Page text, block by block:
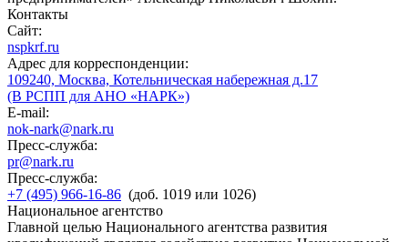
Контакты
Сайт:
nspkrf.ru
Адрес для корреспонденции:
109240, Москва, Котельническая набережная д.17
(В РСПП для АНО «НАРК»)
E-mail:
nok-nark@nark.ru
Пресс-служба:
pr@nark.ru
Пресс-служба:
+7 (495) 966-16-86 (доб. 1019 или 1026)
Национальное агентство
Главной целью Национального агентства развития